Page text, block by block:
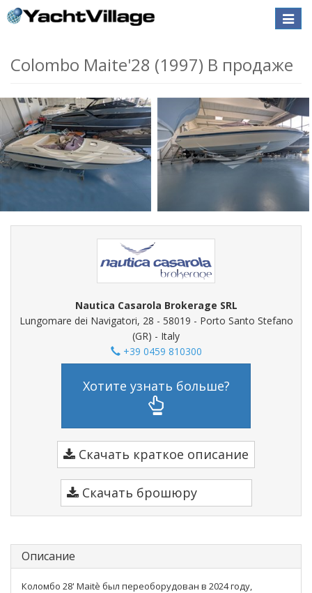
Toggle
Colombo Maite'28 (1997) В продаже
Nautica Casarola Brokerage SRL
Lungomare dei Navigatori, 28 - 58019 - Porto Santo Stefano
(GR) - Italy
+39 0459 810300
Хотите узнать больше?
Скачать краткое описание
Скачать брошюру
Описание
Коломбо 28' Maitè был переоборудован в 2024 году,